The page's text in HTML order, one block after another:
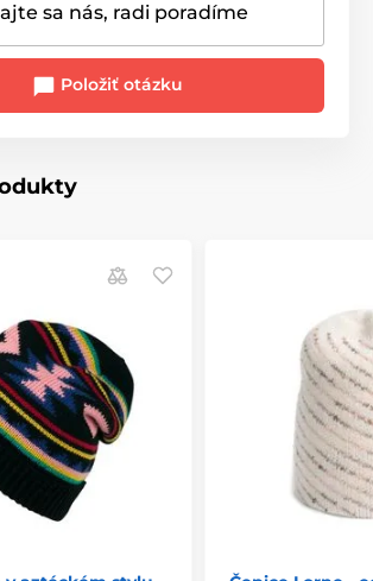
sa nás, radi poradíme
Položiť otázku